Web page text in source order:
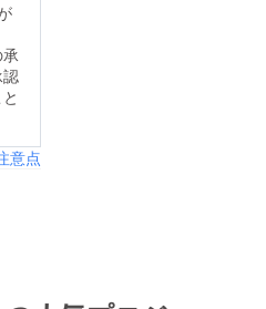
意点